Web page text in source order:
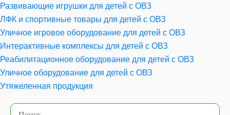
Развивающие игрушки для детей с ОВЗ
ЛФК и спортивные товары для детей с ОВЗ
Уличное игровое оборудование для детей с ОВЗ
Интерактивные комплексы для детей с ОВЗ
Реабилитационное оборудование для детей с ОВЗ
Уличное оборудование для детей с ОВЗ
Утяжеленная продукция